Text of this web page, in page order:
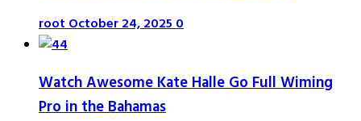
rootOctober 24, 20250
Watch Awesome Kate Halle Go Full Wiming
Pro in the Bahamas